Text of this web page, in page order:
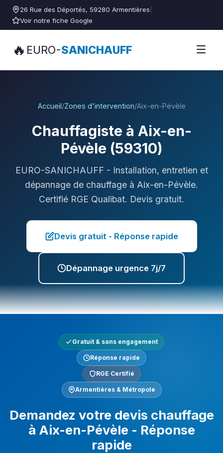
26 Rue des Déportés, 59280 Armentières
Voir notre fiche Google
🔥 EURO-SANICHAUFF
Accueil/Zones d'intervention/Aix-en-Pévèle
Chauffagiste à Aix-en-
Pévèle (59310)
EURO-SANICHAUFF - Installation, entretien et
dépannage de chauffage à Aix-en-Pévèle.
Certifié RGE Qualibat. Devis gratuit.
Devis gratuit - Réponse rapide
Dépannage urgence 7j/7
Gratuit & sans engagement
Réponse rapide
RGE Certifié
Armentières & Métropole
Demandez votre devis chauffage
à Aix-en-Pévèle - Réponse
rapide